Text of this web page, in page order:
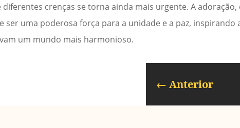
crenças se torna ainda mais urgente. A adoração,
uma poderosa força para a unidade e a paz, inspirando
um mundo mais harmonioso.
← Anterior